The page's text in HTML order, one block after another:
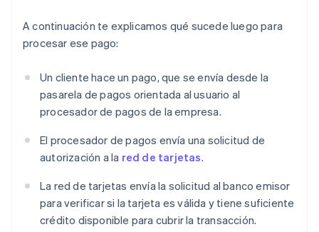
A continuación te explicamos qué sucede luego para
procesar ese pago:
Un cliente hace un pago, que se envía desde la
pasarela de pagos orientada al usuario al
procesador de pagos de la empresa.
El procesador de pagos envía una solicitud de
autorización a la red de tarjetas.
La red de tarjetas envía la solicitud al banco emisor
para verificar si la tarjeta es válida y tiene suficiente
crédito disponible para cubrir la transacción.